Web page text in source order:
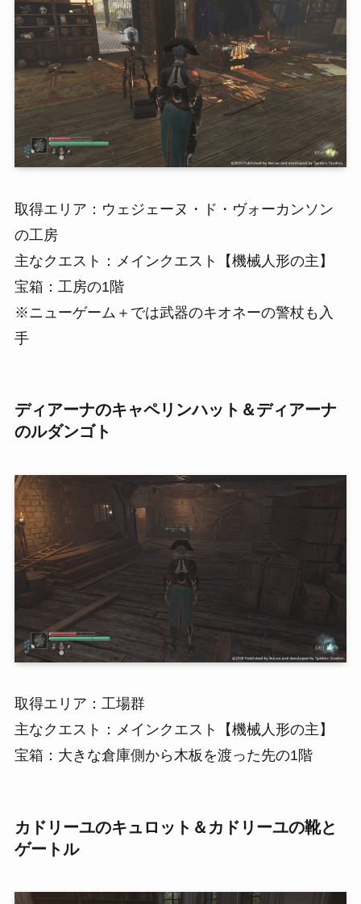
取得エリア：ウェジェーヌ・ド・ヴォーカンソン
の工房
主なクエスト：メインクエスト【機械人形の主】
宝箱：工房の1階
※ニューゲーム＋では武器のキオネーの警杖も入
手
ディアーナのキャペリンハット＆ディアーナ
のルダンゴト
取得エリア：工場群
主なクエスト：メインクエスト【機械人形の主】
宝箱：大きな倉庫側から木板を渡った先の1階
カドリーユのキュロット＆カドリーユの靴と
ゲートル